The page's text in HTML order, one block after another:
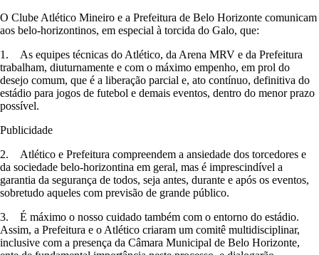
O Clube Atlético Mineiro e a Prefeitura de Belo Horizonte comunicam
aos belo-horizontinos, em especial à torcida do Galo, que:
1. As equipes técnicas do Atlético, da Arena MRV e da Prefeitura
trabalham, diuturnamente e com o máximo empenho, em prol do
desejo comum, que é a liberação parcial e, ato contínuo, definitiva do
estádio para jogos de futebol e demais eventos, dentro do menor prazo
possível.
Publicidade
2. Atlético e Prefeitura compreendem a ansiedade dos torcedores e
da sociedade belo-horizontina em geral, mas é imprescindível a
garantia da segurança de todos, seja antes, durante e após os eventos,
sobretudo aqueles com previsão de grande público.
3. É máximo o nosso cuidado também com o entorno do estádio.
Assim, a Prefeitura e o Atlético criaram um comitê multidisciplinar,
inclusive com a presença da Câmara Municipal de Belo Horizonte,